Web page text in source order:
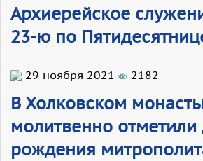
Архиерейское
23-ю по
29 ноября 2021 2182
В Холковском
молитвенно отметили
рождения